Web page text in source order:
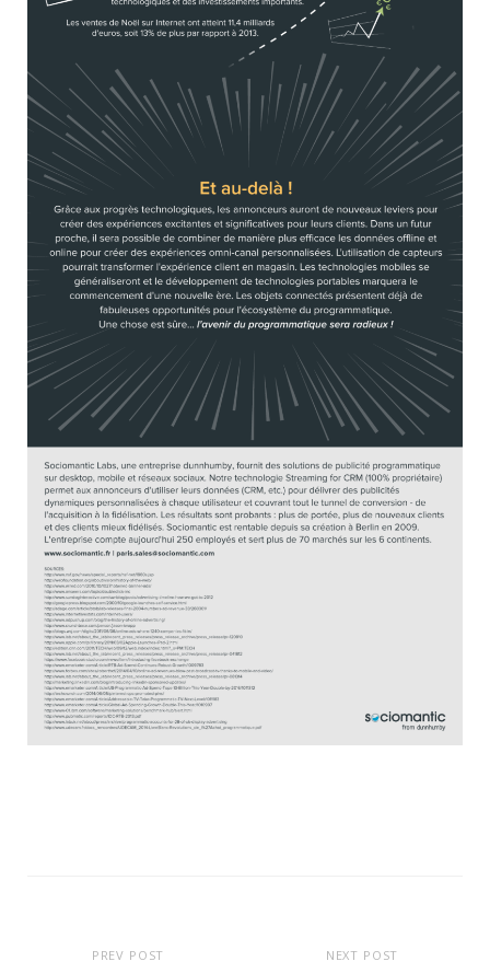
PREV POST NEXT POST